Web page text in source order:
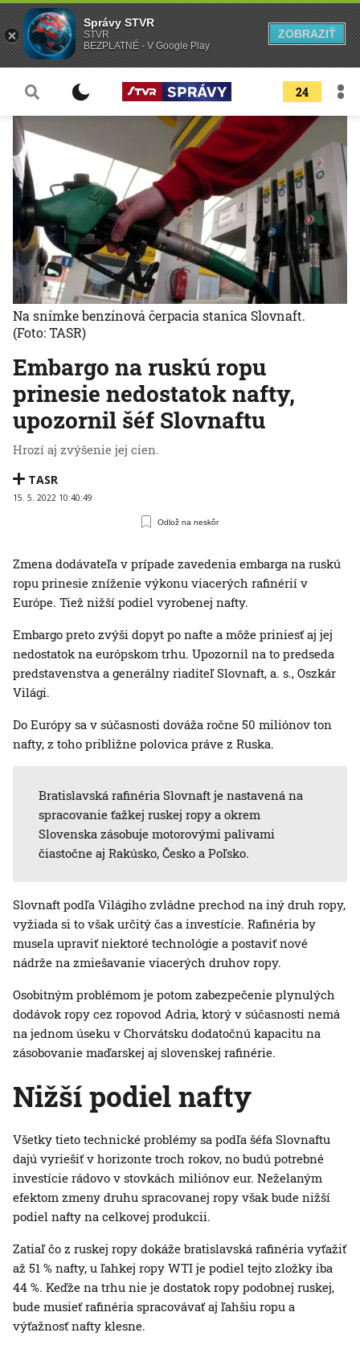
24
Embargo na ruskú ropu
prinesie nedostatok nafty,
upozornil šéf Slovnaftu
Hrozí aj zvýšenie jej cien.
TASR
15. 5. 2022 10:40:49
Odlož na neskôr
Na snímke benzínová čerpacia stanica Slovnaft.
(Foto: TASR)
Zmena dodávateľa v prípade zavedenia embarga na ruskú
ropu prinesie zníženie výkonu viacerých rafinérií v
Európe. Tiež nižší podiel vyrobenej nafty.
Embargo preto zvýši dopyt po nafte a môže priniesť aj jej
nedostatok na európskom trhu. Upozornil na to predseda
predstavenstva a generálny riaditeľ Slovnaft, a. s., Oszkár
Világi.
Do Európy sa v súčasnosti dováža ročne 50 miliónov ton
nafty, z toho približne polovica práve z Ruska.
Bratislavská rafinéria Slovnaft je nastavená na
spracovanie ťažkej ruskej ropy a okrem
Slovenska zásobuje motorovými palivami
čiastočne aj Rakúsko, Česko a Poľsko.
Slovnaft podľa Világiho zvládne prechod na iný druh ropy,
vyžiada si to však určitý čas a investície. Rafinéria by
musela upraviť niektoré technológie a postaviť nové
nádrže na zmiešavanie viacerých druhov ropy.
Osobitným problémom je potom zabezpečenie plynulých
dodávok ropy cez ropovod Adria, ktorý v súčasnosti nemá
na jednom úseku v Chorvátsku dodatočnú kapacitu na
zásobovanie maďarskej aj slovenskej rafinérie.
Nižší podiel nafty
Všetky tieto technické problémy sa podľa šéfa Slovnaftu
dajú vyriešiť v horizonte troch rokov, no budú potrebné
investície rádovo v stovkách miliónov eur. Neželaným
efektom zmeny druhu spracovanej ropy však bude nižší
podiel nafty na celkovej produkcii.
Zatiaľ čo z ruskej ropy dokáže bratislavská rafinéria vyťažiť
až 51 % nafty, u ľahkej ropy WTI je podiel tejto zložky iba
44 %. Keďže na trhu nie je dostatok ropy podobnej ruskej,
bude musieť rafinéria spracovávať aj ľahšiu ropu a
výťažnosť nafty klesne.
Správy STVR
STVR
BEZPLATNÉ - V Google Play
ZOBRAZIŤ